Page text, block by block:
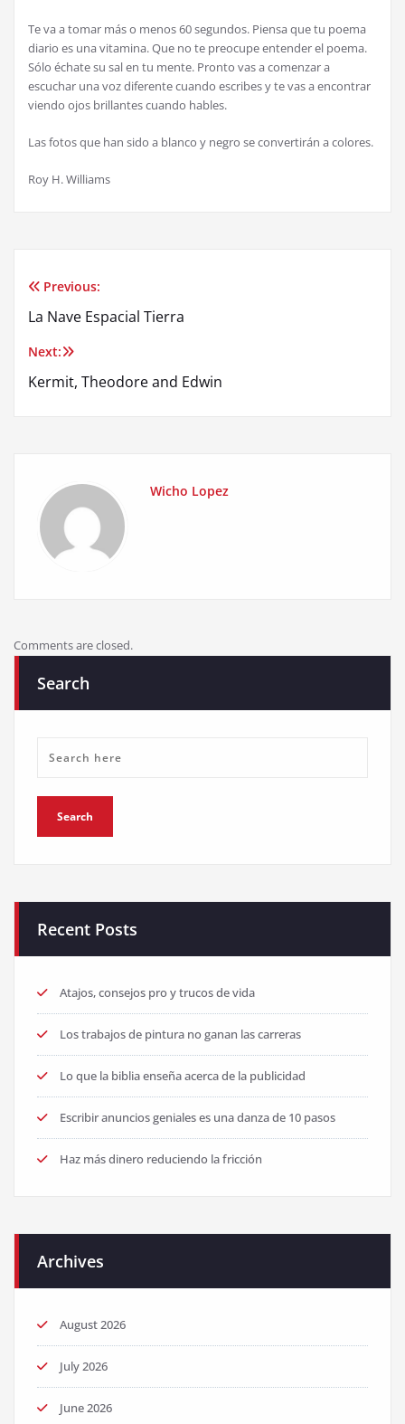
Te va a tomar más o menos 60 segundos. Piensa que tu poema
diario es una vitamina. Que no te preocupe entender el poema.
Sólo échate su sal en tu mente. Pronto vas a comenzar a
escuchar una voz diferente cuando escribes y te vas a encontrar
viendo ojos brillantes cuando hables.
Las fotos que han sido a blanco y negro se convertirán a colores.
Roy H. Williams
Post
navigation
Previous:
La Nave Espacial Tierra
Next:
Kermit, Theodore and Edwin
Wicho Lopez
Comments are closed.
Search
Recent Posts
Atajos, consejos pro y trucos de vida
Los trabajos de pintura no ganan las carreras
Lo que la biblia enseña acerca de la publicidad
Escribir anuncios geniales es una danza de 10 pasos
Haz más dinero reduciendo la fricción
Archives
August 2026
July 2026
June 2026